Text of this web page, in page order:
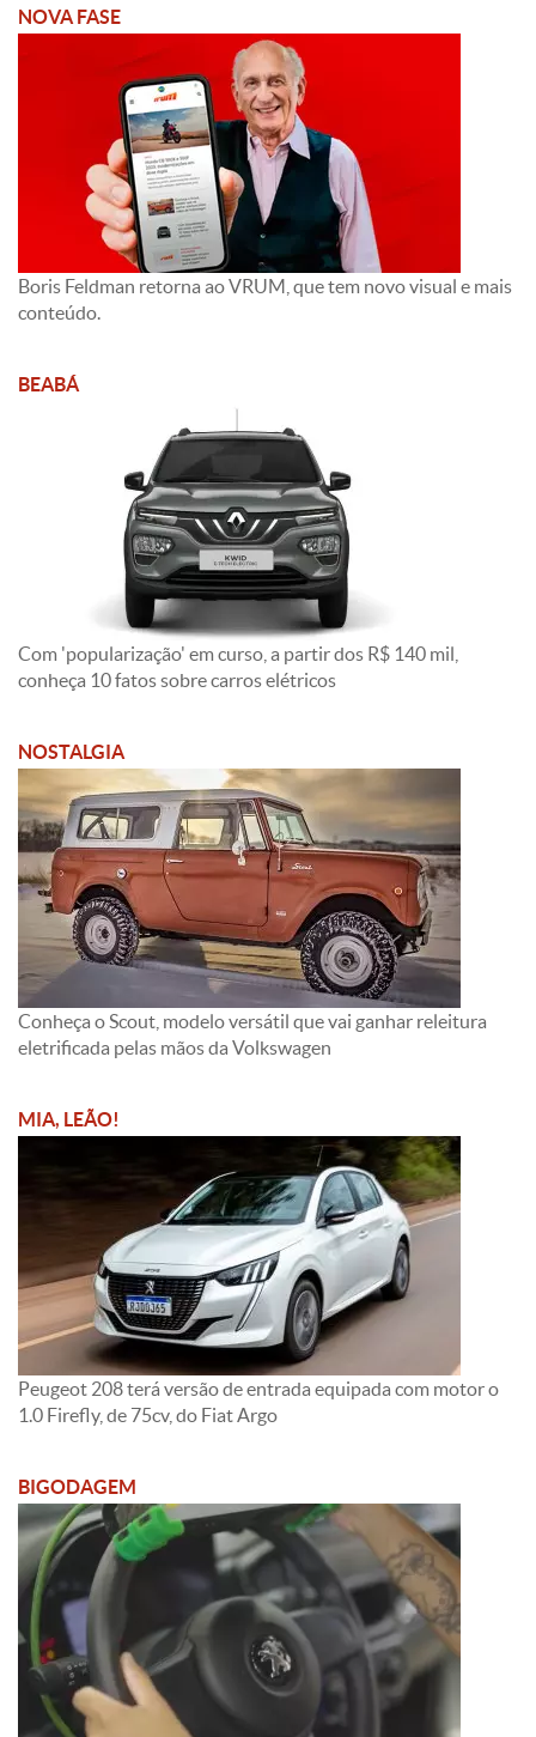
NOVA FASE
Boris Feldman retorna ao VRUM, que tem novo visual e mais
conteúdo.
BEABÁ
Com 'popularização' em curso, a partir dos R$ 140 mil,
conheça 10 fatos sobre carros elétricos
NOSTALGIA
Conheça o Scout, modelo versátil que vai ganhar releitura
eletrificada pelas mãos da Volkswagen
MIA, LEÃO!
Peugeot 208 terá versão de entrada equipada com motor o
1.0 Firefly, de 75cv, do Fiat Argo
BIGODAGEM